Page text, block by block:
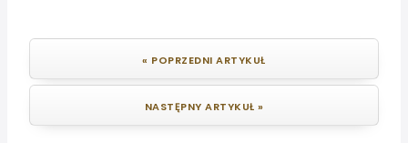
« POPRZEDNI ARTYKUŁ
NASTĘPNY ARTYKUŁ »